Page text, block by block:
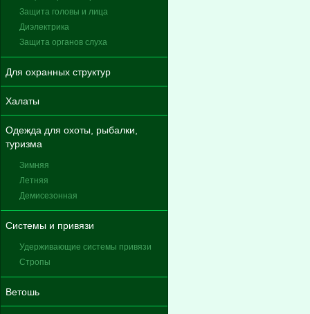
Защита головы и лица
Диэлектрика
Защита органов слуха
Для охранных структур
Халаты
Одежда для охоты, рыбалки,
туризма
Зимняя
Летняя
Демисезонная
Системы и привязи
Удерживающие системы привязи
Стропы
Ветошь